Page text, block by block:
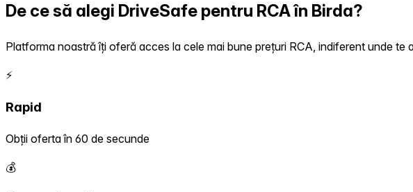
De ce să alegi DriveSafe pentru RCA în Birda?
Platforma noastră îți oferă acces la cele mai bune prețuri RCA, indiferent unde te
⚡
Rapid
Obții oferta în 60 de secunde
💰